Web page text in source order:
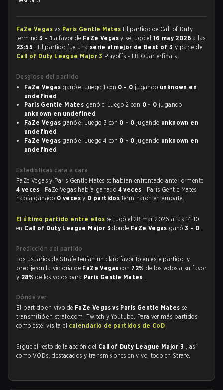
FaZe Vegasvs Paris Gentle Mates El partido de Call of Duty
terminó3 - 1 a favor de FaZe Vegasy se jugó el 16 may 2026a las
23:55 . El partido fue una serie al mejor de Best of 3y parte del
Call of Duty League Major 3 Playoffs - LB Quarterfinals.
Desglose del partido
FaZe Vegas ganó el Juego 1 con 0 - 0 jugando unknown en
undefined
Paris Gentle Mates ganó el Juego 2 con 0 - 0 jugando
unknown en undefined
FaZe Vegas ganó el Juego 3 con 0 - 0 jugando unknown en
undefined
FaZe Vegas ganó el Juego 4 con 0 - 0 jugando unknown en
undefined
Estadísticas cara a cara
FaZe Vegas y Paris Gentle Mates se habían enfrentado anteriormente
4 veces . FaZe Vegas había ganado 4 veces , Paris Gentle Mates
había ganado 0 vecesy 0 partidos terminaron en empate.
El último partido entre ellos se jugó el 28 mar 2026 a las 14:10
en Call of Duty League Major 3donde FaZe Vegas ganó3 - 0 .
Predicción del partido
Los usuarios de Strafe tenían un claro favorito en este partido, y
predijeron la victoria de FaZe Vegas con 72%de los votos a su favor
y 28%de los votos para Paris Gentle Mates .
Dónde ver
El partido en vivo de FaZe Vegas vs Paris Gentle Mates se
transmitió en strafe.com, Twitch y Youtube. Para ver más partidos
como este, visita el calendario de partidos de CoD .
Sigue el resto de la acción del Call of Duty League Major 3 , así
como VODs, destacados y transmisiones en vivo, todo en Strafe.